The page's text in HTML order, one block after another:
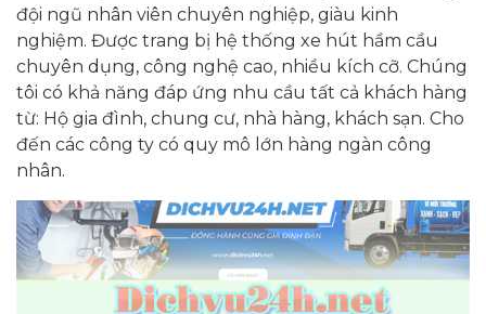
đội ngũ nhân viên chuyên nghiệp, giàu kinh
nghiệm. Được trang bị hệ thống xe hút hầm cầu
chuyên dụng, công nghệ cao, nhiều kích cỡ. Chúng
tôi có khả năng đáp ứng nhu cầu tất cả khách hàng
từ: Hộ gia đình, chung cư, nhà hàng, khách sạn. Cho
đến các công ty có quy mô lớn hàng ngàn công
nhân.